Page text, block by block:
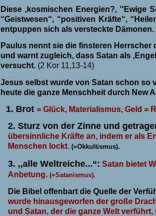
Diese ,kosmischen Energien?, ''Ewige
“Geistwesen“, “positiven Kräfte“,
entpuppen sich als versteckte Dämonen.
Paulus nennt sie die finsteren Herrscher
und warnt zugleich, dass Satan als
versucht. (2 Kor 11,13-14)
Jesus selbst wurde von Satan schon so
heute die ganze Menschheit durch New
1. Brot = Glück, Materialismus, Geld =
2. Sturz von der Zinne und
übersinnliche Kräfte an, indem er als
Menschen lockt.(=Okkultismus).
3. ,,alle Weltreiche...“: Satan bietet
Anbetung.(=Satanismus).
Die Bibel offenbart die Quelle der
wurde hinausgeworfen der große
und Satan, der die ganze Welt